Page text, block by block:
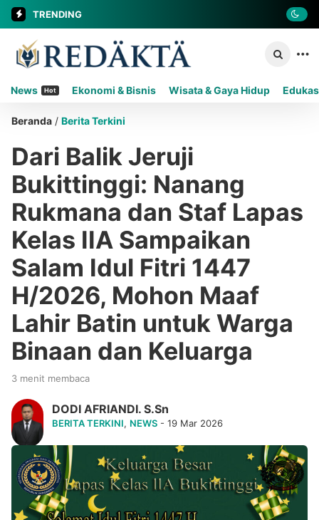
TRENDING
News Hot Ekonomi & Bisnis Wisata & Gaya Hidup
Beranda / Berita Terkini
Dari Balik Jeruji
Bukittinggi: Nanang
Rukmana dan Staf Lapas
Kelas IIA Sampaikan
Salam Idul Fitri 1447
H/2026, Mohon Maaf
Lahir Batin untuk Warga
Binaan dan Keluarga
3 menit membaca
DODI AFRIANDI. S.Sn
BERITA TERKINI, NEWS - 19 Mar 2026